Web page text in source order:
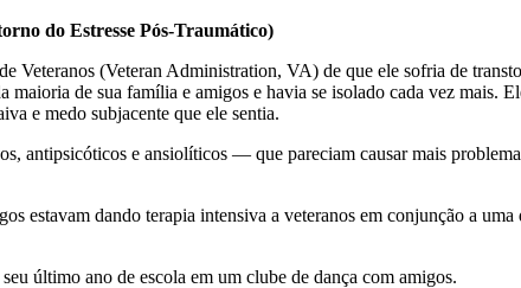
do Estresse Pós-Traumático)
Veteranos (Veteran Administration, VA) de que ele sofria de
maioria de sua família e amigos e havia se isolado cada vez mais.
e medo subjacente que ele sentia.
antipsicóticos e ansiolíticos — que pareciam causar mais
estavam dando terapia intensiva a veteranos em conjunção a uma
último ano de escola em um clube de dança com amigos.